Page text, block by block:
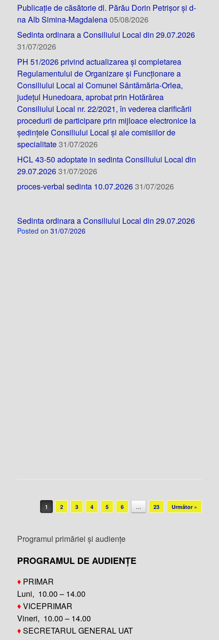
Publicație de căsătorie dl. Părău Dorin Petrișor și d-
na Alb Simina-Magdalena05/08/2026
Sedinta ordinara a Consiliului Local din 29.07.2026
31/07/2026
PH 51/2026 privind actualizarea și completarea
Regulamentului de Organizare și Funcționare a
Consiliului Local al Comunei Sântămăria-Orlea,
județul Hunedoara, aprobat prin Hotărârea
Consiliului Local nr. 22/2021, în vederea clarificării
procedurii de participare prin mijloace electronice la
ședințele Consiliului Local și ale comisiilor de
specialitate31/07/2026
HCL 43-50 adoptate in sedinta Consiliului Local din
29.07.202631/07/2026
proces-verbal sedinta 10.07.202631/07/2026
Sedinta ordinara a Consiliului Local din 29.07.2026
Posted on 31/07/2026
Post navigation
1 2 3 4 5 6 … 23 Următor »
Programul primăriei și audiențe
PROGRAMUL DE AUDIENȚE
♦ PRIMAR
Luni, 10.00 – 14.00
♦VICEPRIMAR
Vineri, 10.00 – 14.00
♦SECRETARUL GENERAL UAT